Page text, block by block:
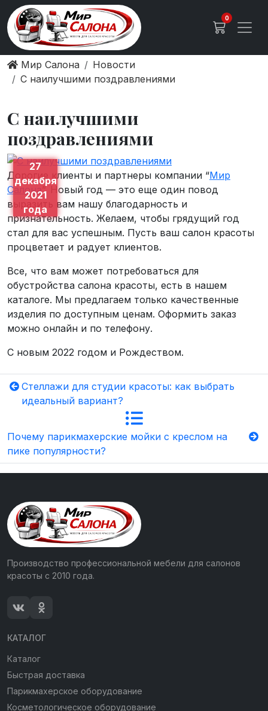
0
Мир Салона
Новости
С наилучшими поздравлениями
С наилучшими
поздравлениями
27
декабря
2021
года
Дорогие клиенты и партнеры компании “Мир
Салона”. Новый год — это еще один повод
выразить вам нашу благодарность и
признательность. Желаем, чтобы грядущий год
стал для вас успешным. Пусть ваш салон красоты
процветает и радует клиентов.
Все, что вам может потребоваться для
обустройства салона красоты, есть в нашем
каталоге. Мы предлагаем только качественные
изделия по доступным ценам. Оформить заказ
можно онлайн и по телефону.
С новым 2022 годом и Рождеством.
Стеллажи для студии красоты: как выбрать
идеальный вариант?
Почему парикмахерские мойки с креслом на
пике популярности?
Производство профессиональной мебели для салонов
красоты с 2010 года.
КАТАЛОГ
Каталог
Быстрая доставка
Парикмахерское оборудование
Косметологическое оборудование